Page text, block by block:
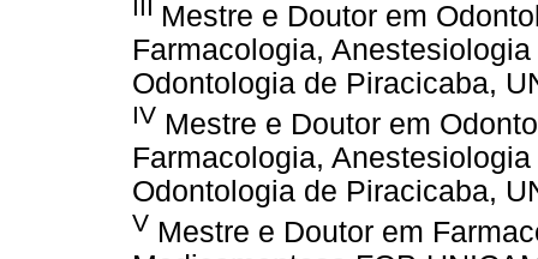
III Mestre e Doutor em
Farmacologia,
Odontologia de Piracicaba,
IV Mestre e Doutor em
Farmacologia,
Odontologia de Piracicaba,
V Mestre e Doutor em